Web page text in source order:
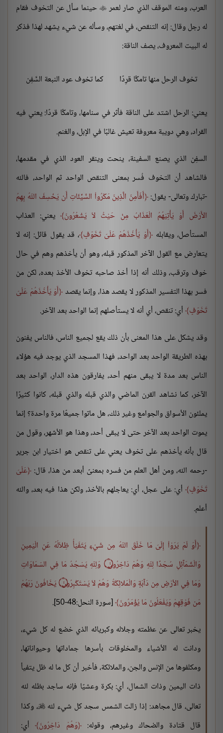
العرب، ومنه الموقف الذي صار لعمر حينما سأل عن التخوف فقام
له رجل وقال: إنه التنقص، في لغتهم، وسأله عن شيء يشهد لهذا فذكر
له البيت المعروف، يصف الناقة:
تخوف الرحل منها تامكًا قرِدًا كما تخوف عود النبعة السَّفِن
يعني: الرحل اشتد على الناقة فأثر في سنامها، وتامكًا قردًا: يعني فيه
القراد، وهي دويبة معروفة تعيش غالبًا في الإبل، والغنم.
السفِن الذي يصنع السفينة، ينحت وينقر العود الذي في مقدمها،
فالشاهد أن التخوف فُسر بمعنى التنقص الواحد ثم الواحد، فالله
-تبارك وتعالى- يقول: أَفَأَمِنَ الَّذِينَ مَكَرُواْ السَّيِّئَاتِ أَن يَخْسِفَ اللّهُ بِهِمُ
الأَرْضَ أَوْ يَأْتِيَهُمُ الْعَذَابُ مِنْ حَيْثُ لاَ يَشْعُرُونَ يعني: العذاب
المستأصل، ويقابله أَوْ يَأْخُذَهُمْ عَلَىَ تَخَوّفٍ ، قد يقول قائل: إنه لا
يتعارض مع القول الآخر المذكور قبله، وهو أن يأخذهم وهم في حال
خوف وترقب، وذلك أنه إذا أخذ صاحبه تخوف الأخذ بعده، لكن من
فسر بهذا التفسير المذكور لا يقصد هذا، وإنما يقصد أَوْ يَأْخُذَهُمْ عَلَىَ
تَخَوّفٍ أي: تنقص، أي أنه لا يستأصلهم إنما الواحد بعد الآخر.
وقد يشكل على هذا المعنى بأن ذلك يقع لجميع الناس، فالناس يفنون
بهذه الطريقة الواحد بعد الواحد، فهذا المسجد الذي يوجد فيه هؤلاء
الناس بعد مدة لا يبقى منهم أحد، يفارقون هذه الدار، الواحد بعد
الآخر، كما نشاهد القرن الماضي والذي قبله والذي قبله، كانوا كثيرًا
يملئون الأسواق والجوامع وغير ذلك، هل ماتوا جميعًا مرة واحدة؟ إنما
يموت الواحد بعد الآخر حتى لا يبقى أحد، وهذا هو الأشهر، وقول من
قال بأنه يأخذهم على تخوف يعني على تنقص هو اختيار ابن جرير
-رحمه الله، ومن أهل العلم من فسره بمعنىً أبعد من هذا، قال: عَلَىَ
تَخَوّفٍ أي: على عجل، أي: يعاجلهم بالأخذ، ولكن هذا فيه بعد، والله
أعلم.
أَوَ لَمْ يَرَوْاْ إِلَىَ مَا خَلَقَ اللّهُ مِن شَيْءٍ يَتَفَيّأُ ظِلاَلُهُ عَنِ الْيَمِينِ
وَالْشّمَآئِلِ سُجّدًا لِلّهِ وَهُمْ دَاخِرُونَ ۝ وَلِلّهِ يَسْجُدُ مَا فِي السّمَاوَاتِ
وَمَا فِي الأرْضِ مِن دَآبّةٍ وَالْمَلائِكَةُ وَهُمْ لاَ يَسْتَكْبِرُونَ ۝ يَخَافُونَ رَبّهُمْ
مّن فَوْقِهِمْ وَيَفْعَلُونَ مَا يُؤْمَرُونَ [سورة النحل:48-50].
يخبر تعالى عن عظمته وجلاله وكبريائه الذي خضع له كل شيء،
ودانت له الأشياء والمخلوقات بأسرها جماداتها وحيواناتها،
ومكلفوها من الإنس والجن، والملائكة، فأخبر أن كل ما له ظل يتفيأ
ذات اليمين وذات الشمال، أي: بكرة وعشيًا فإنه ساجد بظله لله
تعالى، قال مجاهد: إذا زالت الشمس سجد كل شيء لله، وكذا
قال قتادة والضحاك وغيرهم، وقوله: وَهُمْ دَاخِرُونَ أي: